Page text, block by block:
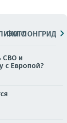
ФОТОЛОНГРИДЫ
СВО и
с Европой?